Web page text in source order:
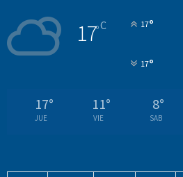
17°C 17°
17°
17°
JUE
11°
VIE
8°
SAB